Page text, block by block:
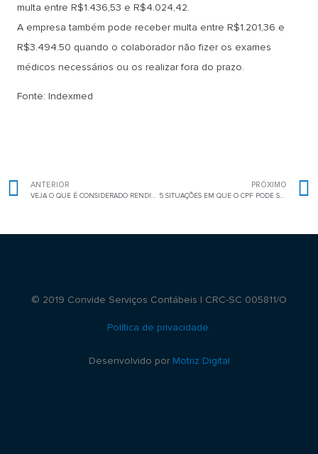
multa entre R$1.436,53 e R$4.024,42.
A empresa também pode receber multa entre R$1.201,36 e
R$3.494.50 quando o colaborador não fizer os exames
médicos necessários ou os realizar fora do prazo.
Fonte: Indexmed
ANTERIOR
VEJA O QUE É CONSIDERADO RENDIMENTO TRIBUTÁVEL E SE PREPARE PARA O IMPOSTO DE RENDA DE 2023
PRÓXIMO
5 SITUAÇÕES EM QUE O CPF PODE SER BLOQUEADO E COMO EVITÁ-LAS
© 2019 Convide Serviços Contábeis | CRC-SC 005811/O
Política de privacidade.
Desenvolvido por Motriz Digital